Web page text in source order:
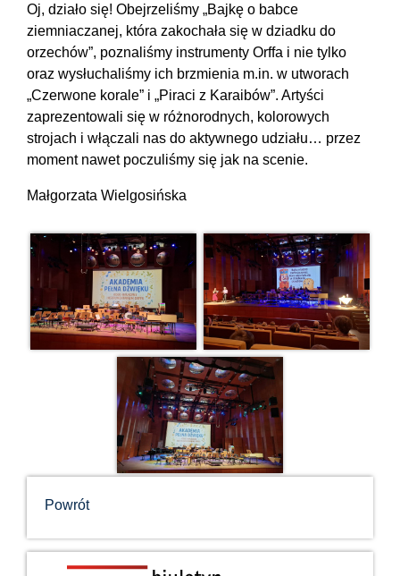
Oj, działo się! Obejrzeliśmy „Bajkę o babce
ziemniaczanej, która zakochała się w dziadku do
orzechów”, poznaliśmy instrumenty Orffa i nie tylko
oraz wysłuchaliśmy ich brzmienia m.in. w utworach
„Czerwone korale” i „Piraci z Karaibów”. Artyści
zaprezentowali się w różnorodnych, kolorowych
strojach i włączali nas do aktywnego udziału… przez
moment nawet poczuliśmy się jak na scenie.
Małgorzata Wielgosińska
Powrót